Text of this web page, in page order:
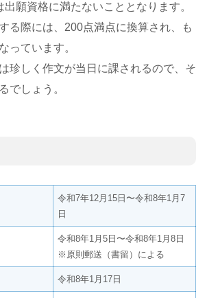
願資格に満たないこととなります。
る際には、200点満点に換算され、も
っています。
珍しく作文が当日に課されるので、そ
でしょう。
令和7年12月15日〜令和8年1月7
日
令和8年1月5日〜令和8年1月8日
※原則郵送（書留）による
令和8年1月17日